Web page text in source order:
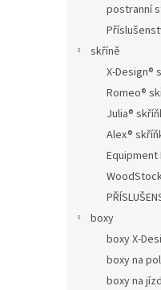
postranní
skříně
X-Design®
Romeo®
Julia®
Alex®
boxy
boxy X-
boxy na
boxy na